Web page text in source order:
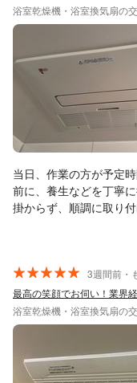
浴室乾燥機・浴室換気扇の
当日、作業の方が予定
前に、養生などを丁寧
掛からず、順調に取り
に、使い方など、詳し
3週間前・
浴室乾燥機・浴室換気扇の